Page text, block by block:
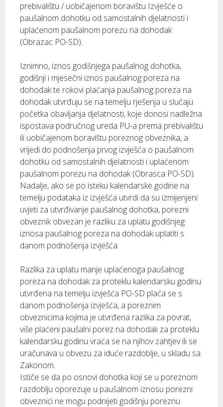
prebivalištu / uobičajenom boravištu Izvješće o
paušalnom dohotku od samostalnih djelatnosti i
uplaćenom paušalnom porezu na dohodak
(Obrazac PO-SD).
Iznimno, iznos godišnjega paušalnog dohotka,
godišnji i mjesečni iznos paušalnog poreza na
dohodak te rokovi plaćanja paušalnog poreza na
dohodak utvrđuju se na temelju rješenja u slučaju
početka obavljanja djelatnosti, koje donosi nadležna
ispostava područnog ureda PU-a prema prebivalištu
ili uobičajenom boravištu poreznog obveznika, a
vrijedi do podnošenja prvog izvješća o paušalnom
dohotku od samostalnih djelatnosti i uplaćenom
paušalnom porezu na dohodak (Obrasca PO-SD).
Nadalje, ako se po isteku kalendarske godine na
temelju podataka iz izvješća utvrdi da su izmijenjeni
uvjeti za utvrđivanje paušalnog dohotka, porezni
obveznik obvezan je razliku za uplatu godišnjeg
iznosa paušalnog poreza na dohodak uplatiti s
danom podnošenja izvješća.
Razlika za uplatu manje uplaćenoga paušalnog
poreza na dohodak za proteklu kalendarsku godinu
utvrđena na temelju izvješća PO-SD plaća se s
danom podnošenja izvješća, a poreznim
obveznicima kojima je utvrđena razlika za povrat,
više plaćeni paušalni porez na dohodak za proteklu
kalendarsku godinu vraća se na njihov zahtjev ili se
uračunava u obvezu za iduće razdoblje, u skladu sa
Zakonom.
Ističe se da po osnovi dohotka koji se u poreznom
razdoblju oporezuje u paušalnom iznosu porezni
obveznici ne mogu podnijeti godišnju poreznu